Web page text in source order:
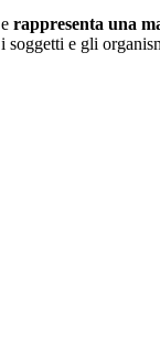
rappresenta una
soggetti e gli